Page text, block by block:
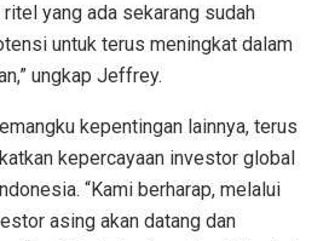
yang ada sekarang sudah
untuk terus meningkat dalam
ungkap Jeffrey.
kepentingan lainnya, terus
kepercayaan investor global
“Kami berharap, melalui
asing akan datang dan